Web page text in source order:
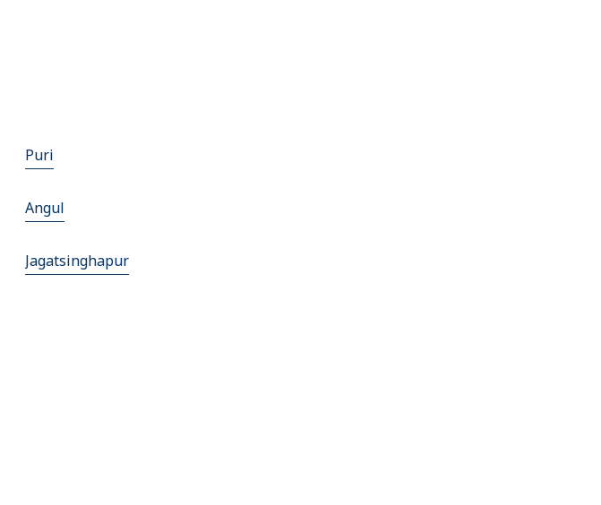
Puri
Angul
Jagatsinghapur